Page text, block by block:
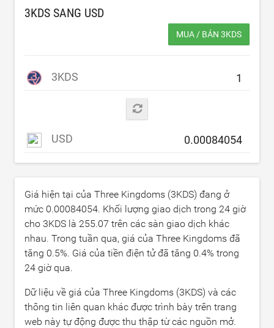
3KDS SANG USD
MUA / BÁN 3KDS
3KDS
USD
Giá hiện tại của Three Kingdoms (3KDS) đang ở
mức 0.00084054. Khối lượng giao dịch trong 24 giờ
cho 3KDS là 255.07 trên các sàn giao dịch khác
nhau. Trong tuần qua, giá của Three Kingdoms đã
tăng 0.5%. Giá của tiền điện tử đã tăng 0.4% trong
24 giờ qua.
Dữ liệu về giá của Three Kingdoms (3KDS) và các
thông tin liên quan khác được trình bày trên trang
web này tự động được thu thập từ các nguồn mở.